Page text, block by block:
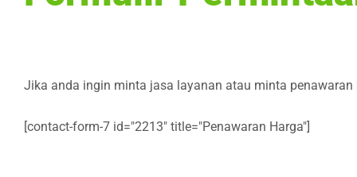
Jika anda ingin minta jasa layanan atau minta
[contact-form-7 id="2213" title="Penawaran Harga"]